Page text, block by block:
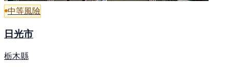
中等風險
日光市
栃木縣